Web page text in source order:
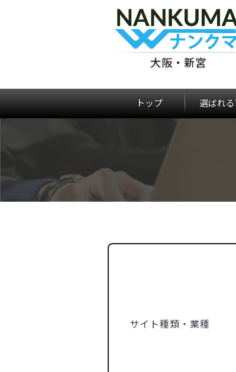
大阪・新宮
トップ 選ばれ
サイト種類・業種